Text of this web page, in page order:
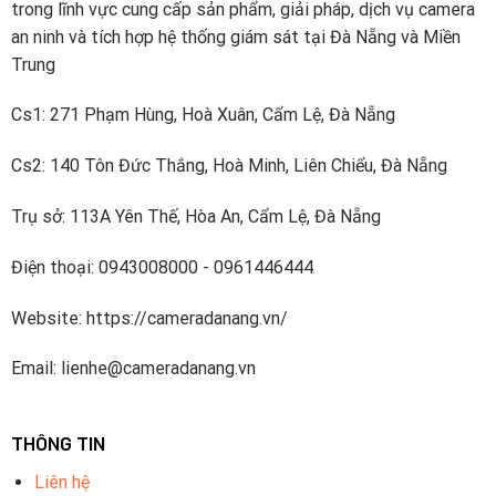
Viện Chip và Viện đám mây video và một nhóm R & D
phần mềm và các công nghệ khác. Dahua đã đăng ký
ninh hàng đầu thế giới được xếp hạng bởi A&S
trong lĩnh vực cung cấp sản phẩm, giải pháp, dịch vụ camera
an ninh và tích hợp hệ thống giám sát tại Đà Nẵng và Miền
Trung
Cs1: 271 Phạm Hùng, Hoà Xuân, Cẩm Lệ, Đà Nẵng
Cs2: 140 Tôn Đức Thắng, Hoà Minh, Liên Chiểu, Đà Nẵng
Trụ sở: 113A Yên Thế, Hòa An, Cẩm Lệ, Đà Nẵng
Điện thoại: 0943008000 - 0961446444
Website: https://cameradanang.vn/
Email: lienhe@cameradanang.vn
THÔNG TIN
Liên hệ